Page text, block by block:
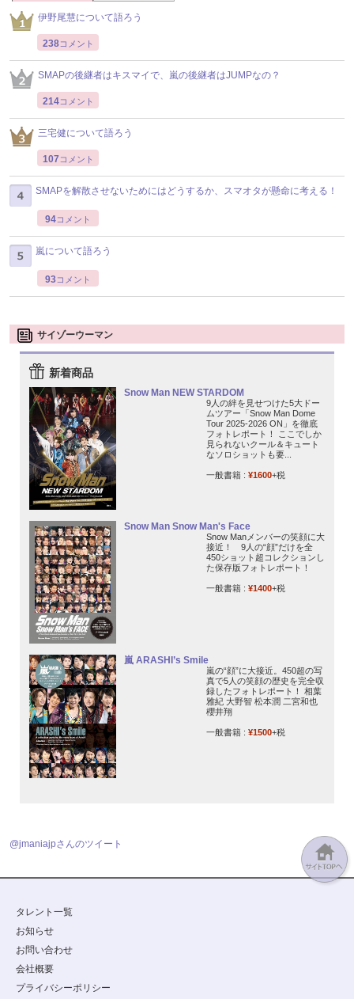
伊野尾慧について語ろう
238コメント
SMAPの後継者はキスマイで、嵐の後継者はJUMPなの？
214コメント
三宅健について語ろう
107 コメント
SMAPを解散させないためにはどうするか、スマオタが懸命に考える！
94コメント
嵐について語ろう
93コメント
サイゾーウーマン
新着商品
Snow Man NEW STARDOM
9人の絆を見せつけた5大ドー
ムツアー「Snow Man Dome
Tour 2025-2026 ON」を徹底
フォトレポート！ ここでしか
見られないクール＆キュート
なソロショットも要...
一般書籍 : ¥1600+税
Snow Man Snow Man's Face
Snow Manメンバーの笑顔に大
接近！ 9人の“顔”だけを全
450ショット超コレクションし
た保存版フォトレポート！
一般書籍 : ¥1400+税
嵐 ARASHI’s Smile
嵐の“顔”に大接近。450超の写
真で5人の笑顔の歴史を完全収
録したフォトレポート！ 相葉
雅紀 大野智 松本潤 二宮和也
櫻井翔
一般書籍 : ¥1500+税
@jmaniajpさんのツイート
タレント一覧
お知らせ
お問い合わせ
会社概要
プライバシーポリシー